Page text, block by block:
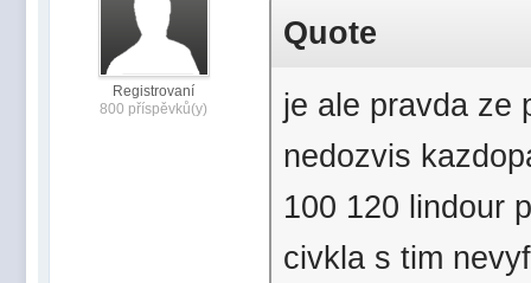
Registrovaní
800 příspěvků(y)
Quote
je ale pravda ze
nedozvis
100 120 lindour
civkla s tim